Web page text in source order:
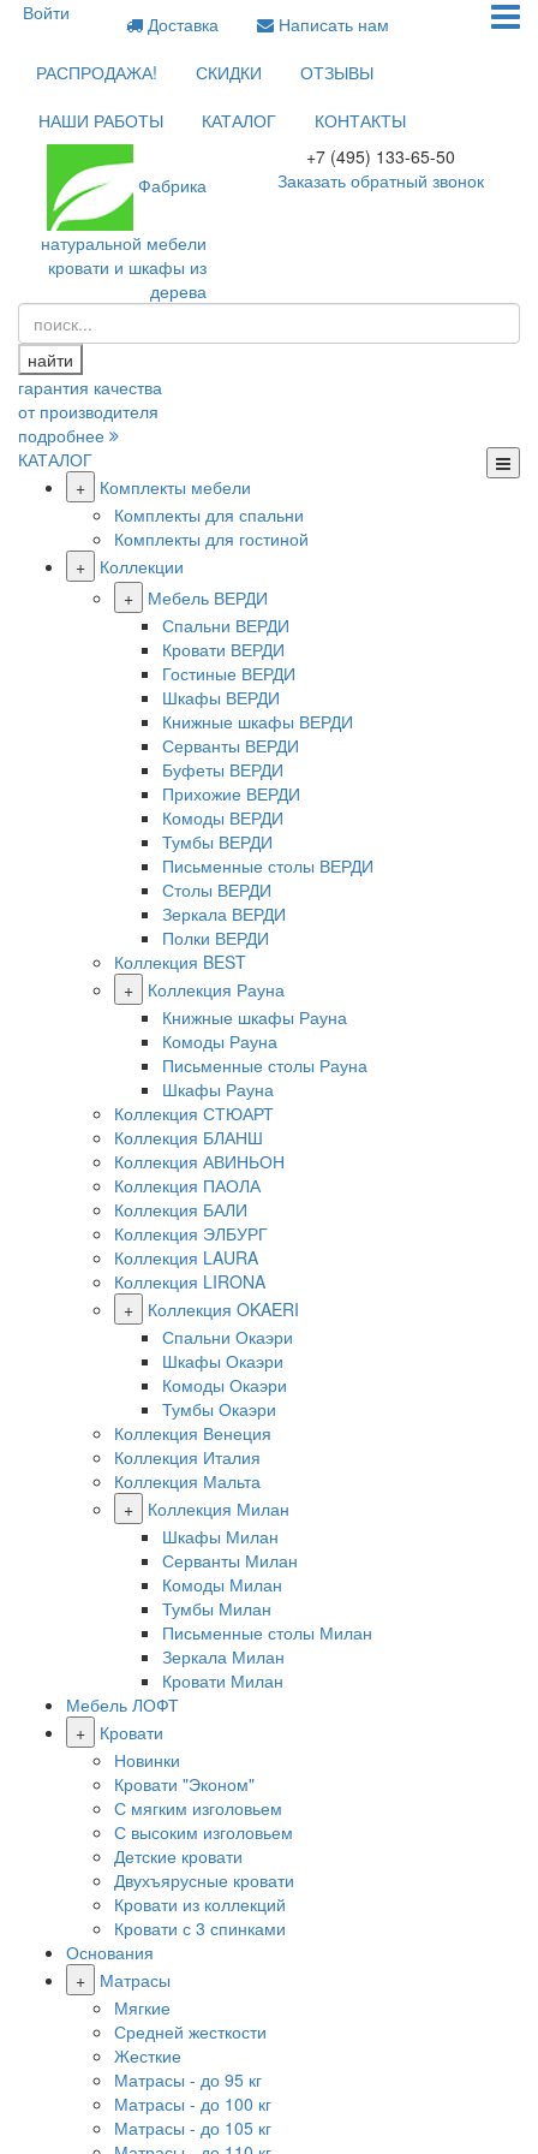
Войти Доставка
Написать нам
РАСПРОДАЖА!
СКИДКИ
ОТЗЫВЫ
НАШИ РАБОТЫ
КАТАЛОГ КОНТАКТЫ
Фабрика
натуральной мебели
кровати и шкафы из
дерева
+7 (495) 133-65-50
Заказать обратный звонок
найти
гарантия качества
от производителя
подробнее
КАТАЛОГ
+
Комплекты мебели
Комплекты для спальни
Комплекты для гостиной
+
Коллекции
+
Мебель ВЕРДИ
Спальни ВЕРДИ
Кровати ВЕРДИ
Гостиные ВЕРДИ
Шкафы ВЕРДИ
Книжные шкафы ВЕРДИ
Серванты ВЕРДИ
Буфеты ВЕРДИ
Прихожие ВЕРДИ
Комоды ВЕРДИ
Тумбы ВЕРДИ
Письменные столы ВЕРДИ
Столы ВЕРДИ
Зеркала ВЕРДИ
Полки ВЕРДИ
Коллекция BEST
+
Коллекция Рауна
Книжные шкафы Рауна
Комоды Рауна
Письменные столы Рауна
Шкафы Рауна
Коллекция СТЮАРТ
Коллекция БЛАНШ
Коллекция АВИНЬОН
Коллекция ПАОЛА
Коллекция БАЛИ
Коллекция ЭЛБУРГ
Коллекция LAURA
Коллекция LIRONA
+
Коллекция OKAERI
Спальни Окаэри
Шкафы Окаэри
Комоды Окаэри
Тумбы Окаэри
Коллекция Венеция
Коллекция Италия
Коллекция Мальта
+
Коллекция Милан
Шкафы Милан
Серванты Милан
Комоды Милан
Тумбы Милан
Письменные столы Милан
Зеркала Милан
Кровати Милан
Мебель ЛОФТ
+
Кровати
Новинки
Кровати "Эконом"
С мягким изголовьем
С высоким изголовьем
Детские кровати
Двухъярусные кровати
Кровати из коллекций
Кровати с 3 спинками
Основания
+
Матрасы
Мягкие
Средней жесткости
Жесткие
Матрасы - до 95 кг
Матрасы - до 100 кг
Матрасы - до 105 кг